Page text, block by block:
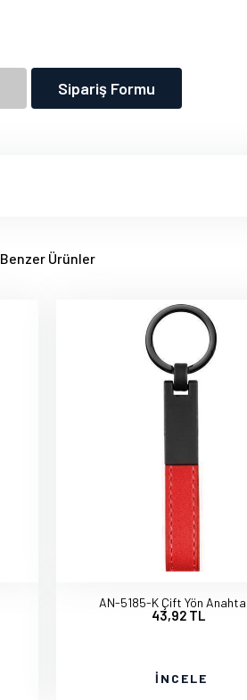
Sipariş Formu
Benzer Ürünler
AN-5185-K Çift Yön
43,92 TL
İNCELE